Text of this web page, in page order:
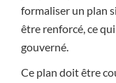
formaliser un plan
être renforcé, ce
gouverné.
Ce plan doit être